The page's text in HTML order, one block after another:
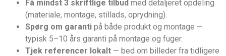
Få mindst 3 skriftlige tilbud med detaljeret opdeling
(materiale, montage, stillads, oprydning).
Spørg om garanti på både produkt og montage —
typisk 5–10 års garanti på montage og fuger.
Tjek referencer lokalt — bed om billeder fra tidligere